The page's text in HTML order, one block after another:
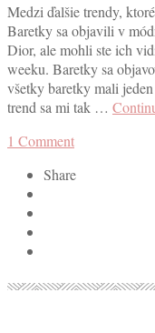
Medzi ďalšie trendy,
Baretky sa objavili v
Dior, ale mohli ste ich
weeku. Baretky sa
všetky baretky mali
trend sa mi tak …
1 Comment
Share